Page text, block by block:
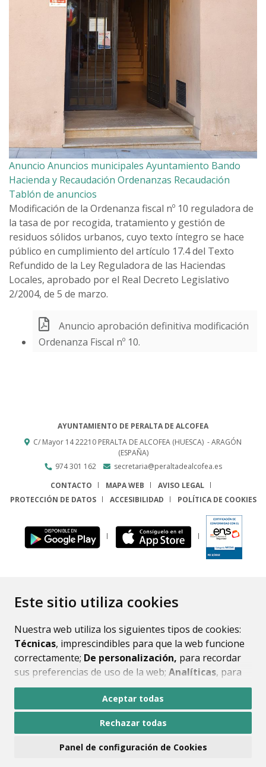
Este sitio utiliza cookies
Nuestra web utiliza los siguientes tipos de cookies:
Técnicas, imprescindibles para que la web funcione
correctamente; De personalización, para recordar
sus preferencias de uso de la web; Analíticas, para
mejorar el funcionamiento de la web y sus servicios.
Si acepta pulsando el botón“Aceptar todas”
consideramos que acepta su uso. Si pulsa el botón
ninguna acción, se guardarán las cookies técnicas
Aceptar todas
Rechazar todas
Panel de configuración de Cookies
Anuncio Anuncios municipales Ayuntamiento Bando
Hacienda y Recaudación Ordenanzas Recaudación
Tablón de anuncios
Modificación de la Ordenanza fiscal nº 10 reguladora de
la tasa de por recogida, tratamiento y gestión de
residuos sólidos urbanos, cuyo texto íntegro se hace
público en cumplimiento del artículo 17.4 del Texto
Refundido de la Ley Reguladora de las Haciendas
Locales, aprobado por el Real Decreto Legislativo
2/2004, de 5 de marzo.
Anuncio aprobación definitiva modificación
Ordenanza Fiscal nº 10.
AYUNTAMIENTO DE PERALTA DE ALCOFEA
C/ Mayor 1422210 PERALTA DE ALCOFEA (HUESCA) - ARAGÓN
(ESPAÑA)
974 301 162
secretaria@peraltadealcofea.es
CONTACTO
MAPA WEB
AVISO LEGAL
PROTECCIÓN DE DATOS
ACCESIBILIDAD POLÍTICA DE COOKIES